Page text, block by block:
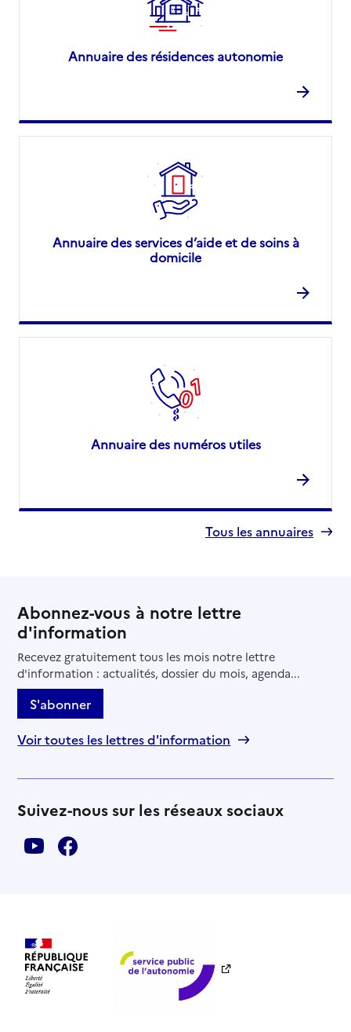
Annuaire des résidences autonomie
Annuaire des services d’aide et de soins à
domicile
Annuaire des numéros utiles
Tous les annuaires
Abonnez-vous à notre lettre
d'information
Recevez gratuitement tous les mois notre lettre
d'information : actualités, dossier du mois, agenda...
S'abonner
Voir toutes les lettres d'information
Suivez-nous sur les réseaux sociaux